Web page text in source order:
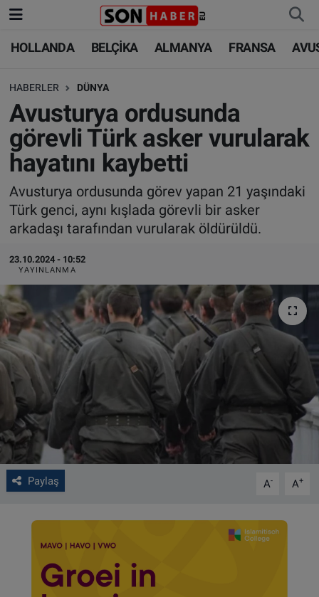
HOLLANDA BELÇİKA ALMANYA FRANSA
HABERLER DÜNYA
Avusturya ordusunda
görevli Türk asker vurularak
hayatını kaybetti
Avusturya ordusunda görev yapan 21 yaşındaki
Türk genci, aynı kışlada görevli bir asker
arkadaşı tarafından vurularak öldürüldü.
23.10.2024 - 10:52
YAYINLANMA
Paylaş A- A+
HOLLANDA
BELÇİKA
ALMANYA
FRANSA
AVUSTURYA
SAĞLIK - YAŞAM
BİLİM-TEKNOLOJİ
HOLLANDA
BELÇİKA
ALMANYA
TÜRKİYE
DÜNYA
BİLİM-TEKNOLOJİ
SAĞLIK
FOTO GALERİ
VIDEO GALERİ
ALGEMENE VOORWAARDEN
CONTACT
Çerez Politikası
Nöbetçi Eczaneler
Hava Durumu
Trafik Durumu
Süper Lig Puan Durumu ve Fikstür
Tüm Manşetler
Son Dakika Haberleri
Haber Arşivi